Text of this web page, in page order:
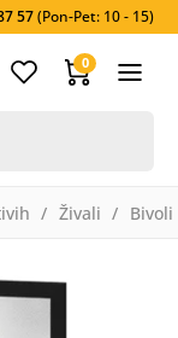
57(Pon-Pet: 10 - 15)
0
Živali Bivoli